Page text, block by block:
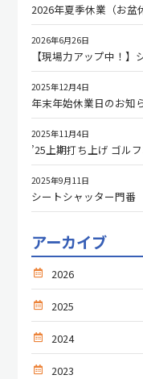
2026年夏季休業（お盆
【現場力アップ中！
2026年6月26日
年末年始休業日のお知
2025年12月4日
’25上期打ち上げ ゴル
2025年11月4日
シートシャッター門
2025年9月11日
アーカイブ
2026
2025
2024
2023